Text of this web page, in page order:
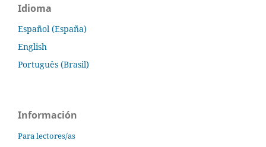
Idioma
Español (España)
English
Português (Brasil)
Información
Para lectores/as